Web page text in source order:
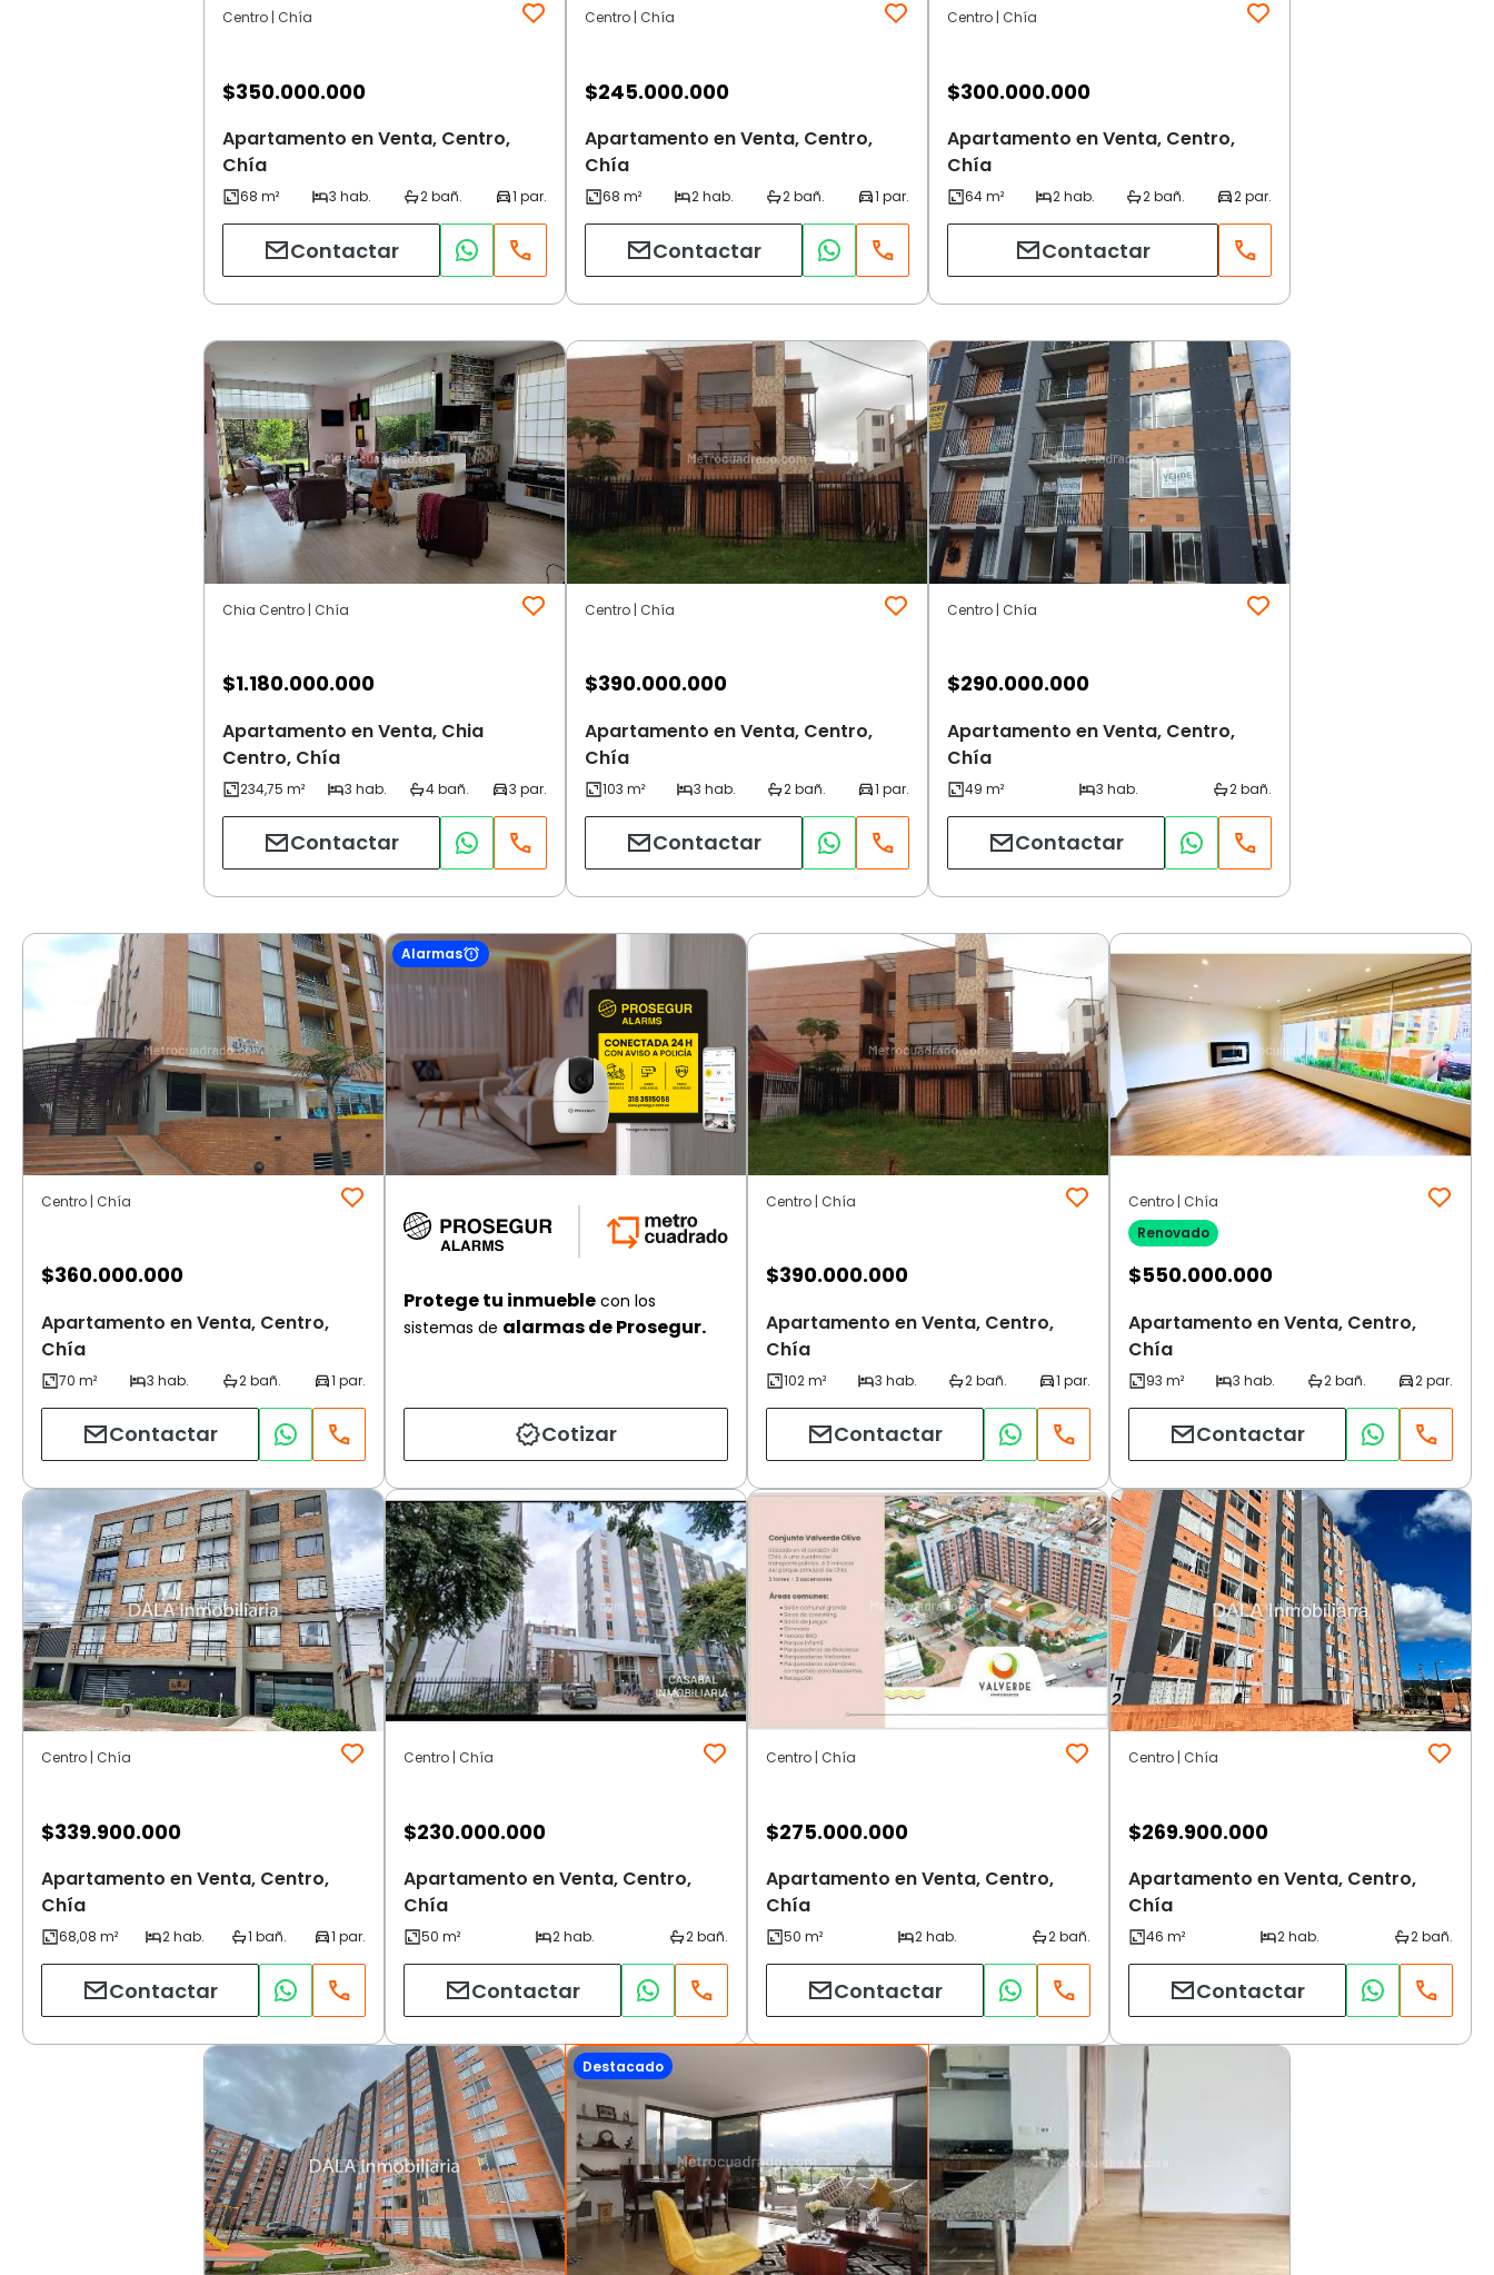
Centro | Chía
$350.000.000
Apartamento en Venta, Centro,
Chía
Contactar
Centro | Chía
$245.000.000
Apartamento en Venta, Centro,
Chía
Contactar
Centro | Chía
$300.000.000
Apartamento en Venta, Centro,
Chía
Contactar
Chia Centro | Chía
$1.180.000.000
Apartamento en Venta, Chia
Centro, Chía
Contactar
Centro | Chía
$390.000.000
Apartamento en Venta, Centro,
Chía
Contactar
Centro | Chía
$290.000.000
Apartamento en Venta, Centro,
Chía
Contactar
Centro | Chía
$360.000.000
Apartamento en Venta, Centro,
Chía
Contactar
Alarmas
Protege tu inmueble con los
sistemas de alarmas de Prosegur.
Cotizar
Centro | Chía
$390.000.000
Apartamento en Venta, Centro,
Chía
Contactar
Centro | Chía
Renovado
$550.000.000
Apartamento en Venta, Centro,
Chía
Contactar
Centro | Chía
$339.900.000
Apartamento en Venta, Centro,
Chía
Contactar
Centro | Chía
$230.000.000
Apartamento en Venta, Centro,
Chía
Contactar
Centro | Chía
$275.000.000
Apartamento en Venta, Centro,
Chía
Contactar
Centro | Chía
$269.900.000
Apartamento en Venta, Centro,
Chía
Contactar
Destacado